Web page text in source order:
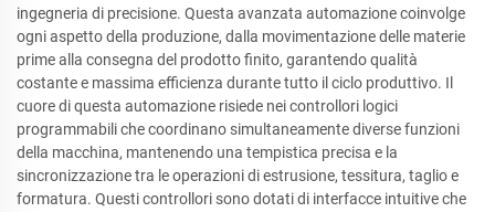
ingegneria di precisione. Questa avanzata automazione coinvolge
ogni aspetto della produzione, dalla movimentazione delle materie
prime alla consegna del prodotto finito, garantendo qualità
costante e massima efficienza durante tutto il ciclo produttivo. Il
cuore di questa automazione risiede nei controllori logici
programmabili che coordinano simultaneamente diverse funzioni
della macchina, mantenendo una tempistica precisa e la
sincronizzazione tra le operazioni di estrusione, tessitura, taglio e
formatura. Questi controllori sono dotati di interfacce intuitive che